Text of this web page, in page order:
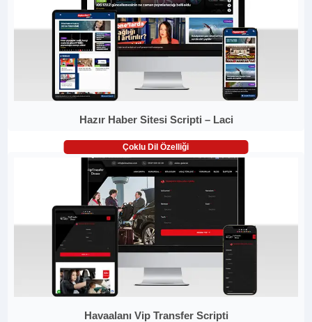
Hazır Haber Sitesi Scripti – Laci
Çoklu Dil Özelliği
Havaalanı Vip Transfer Scripti